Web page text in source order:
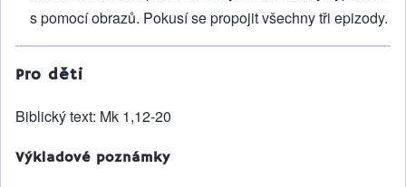
s pomocí obrazů. Pokusí se propojit všechny tři epizody.
Pro děti
Biblický text: Mk 1,12-20
Výkladové poznámky